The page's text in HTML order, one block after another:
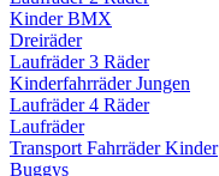
Kinder BMX
Dreiräder
Laufräder 3 Räder
Kinderfahrräder Jungen
Laufräder 4 Räder
Laufräder
Transport Fahrräder Kinder
Buggys